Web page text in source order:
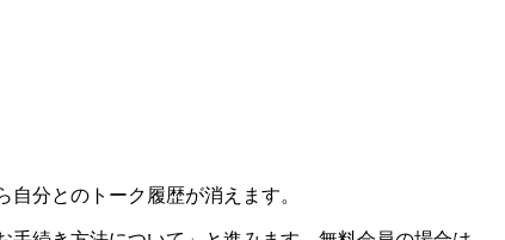
分とのトーク履歴が消えます。